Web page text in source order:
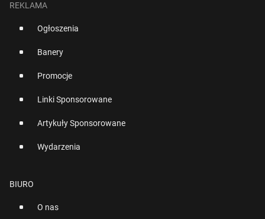
REKLAMA
Ogłoszenia
Banery
Promocje
Linki Sponsorowane
Artykuły Sponsorowane
Wydarzenia
BIURO
O nas